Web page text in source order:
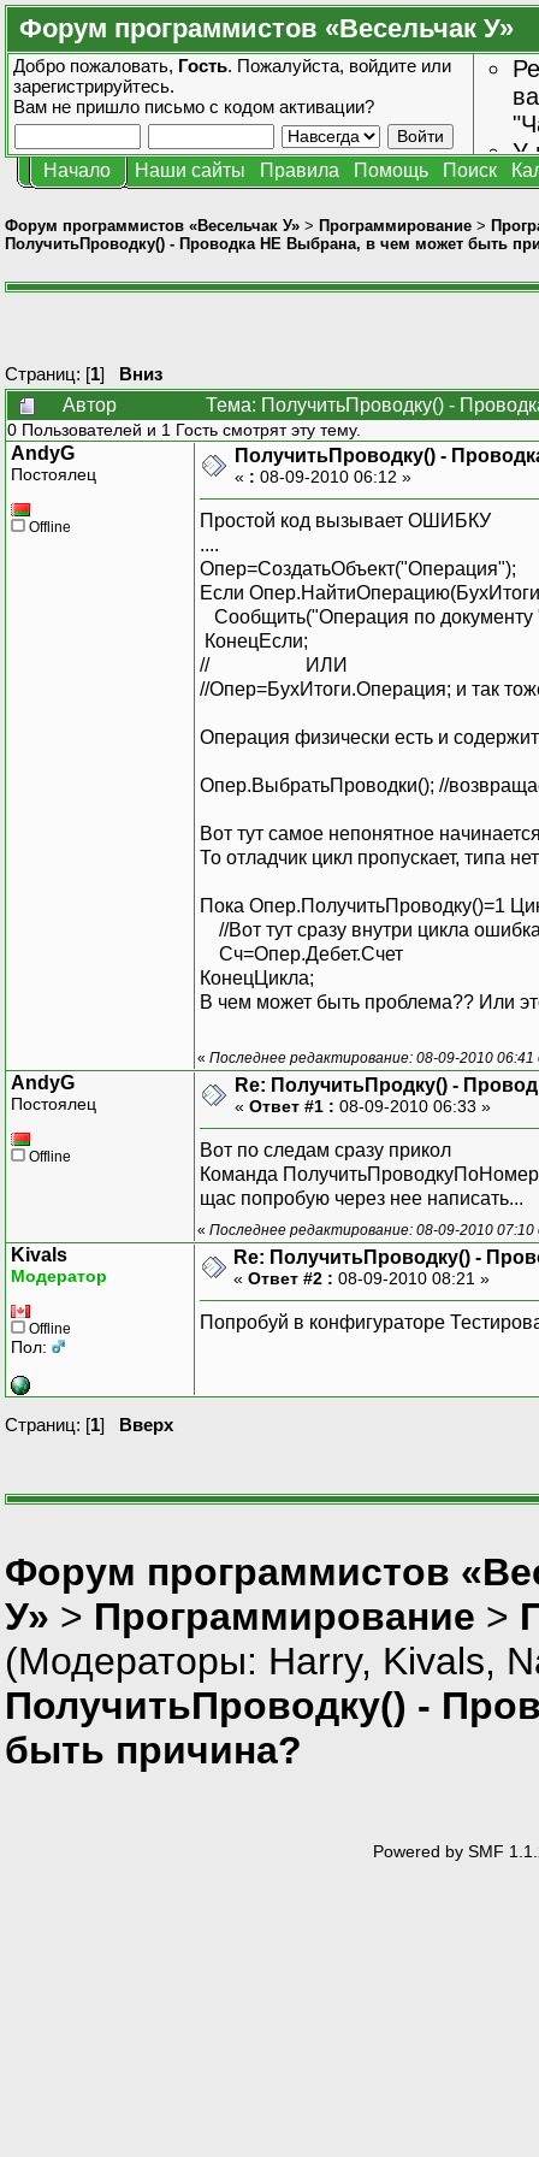
Форум программистов «Весельчак У»
Добро пожаловать, Гость. Пожалуйста, войдите или
зарегистрируйтесь.
Вам не пришло письмо с кодом активации?
У
Начало Наши сайты Правила Помощь Поиск
Форум программистов «Весельчак У» > Программирование >
ПолучитьПроводку() - Проводка НЕ Выбрана, в чем может быть
Страниц: [1] Вниз
Автор
Тема: ПолучитьПроводку() -
0 Пользователей и 1 Гость смотрят эту тему.
AndyG
Постоялец
Offline
ПолучитьПроводку() -
« : 08-09-2010 06:12 »
Простой код вызывает ОШИБКУ
....
Если
Сообщить("Операция по документу
КонецЕсли;
// ИЛИ
//Опер=БухИтоги.Операция; и так
Операция физически есть и
Опер.ВыбратьПроводки(); //
Вот тут самое непонятное
То отладчик цикл пропускает, типа
Пока Опер.ПолучитьПроводку()=1
//Вот тут сразу внутри цикла
Сч=Опер.Дебет.Счет
КонецЦикла;
В чем может быть проблема?? Или
« Последнее редактирование: 08-09-2010 06:41
AndyG
Постоялец
Offline
Re: ПолучитьПродку() -
« Ответ #1 : 08-09-2010 06:33 »
Вот по следам сразу прикол
Команда
щас попробую через нее написать...
« Последнее редактирование: 08-09-2010 07:10
Kivals
Модератор
Offline
Пол:
Re: ПолучитьПроводку() -
« Ответ #2 : 08-09-2010 08:21 »
Попробуй в конфигураторе
Страниц: [1] Вверх
Форум программистов
У» > Программирование >
(Модераторы: Harry, Kivals,
ПолучитьПроводку() -
быть причина?
Powered by SMF